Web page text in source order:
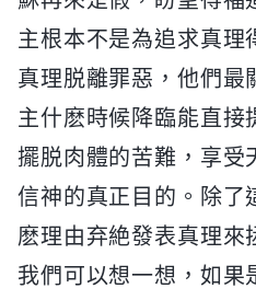
主根本不是為追求真理
真理脱離罪惡，他們最
主什麽時候降臨能直接
擺脱肉體的苦難，享受
信神的真正目的。除了
麽理由弃絶發表真理來
我們可以想一想，如果